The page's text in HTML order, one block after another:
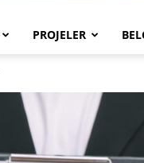
PROJELER